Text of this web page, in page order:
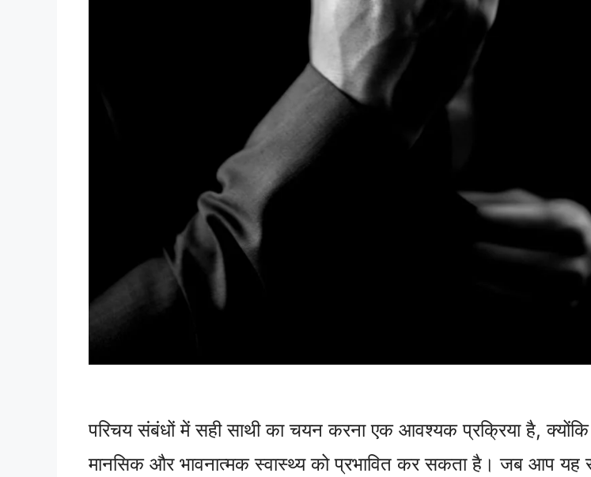
परिचय संबंधों में सही साथी का चयन करना एक आवश्यक प्रक्रिया है,
मानसिक और भावनात्मक स्वास्थ्य को प्रभावित कर सकता है। जब आप यह